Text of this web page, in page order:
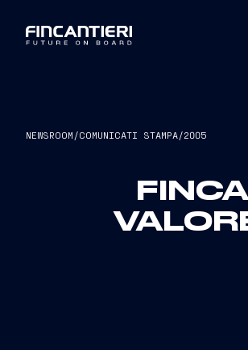
NEWSROOM /COMUNICATI STAMPA/2005